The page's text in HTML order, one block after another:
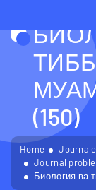
(150)
Home
Journal
Биология ва